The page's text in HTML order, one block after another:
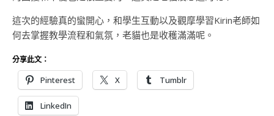
這次的經驗真的蠻開心，和學生互動以及觀摩學習Kirin老師如
何去掌握教學流程和氣氛，老貓也是收穫滿滿呢。
分享此文：
Pinterest X Tumblr
LinkedIn